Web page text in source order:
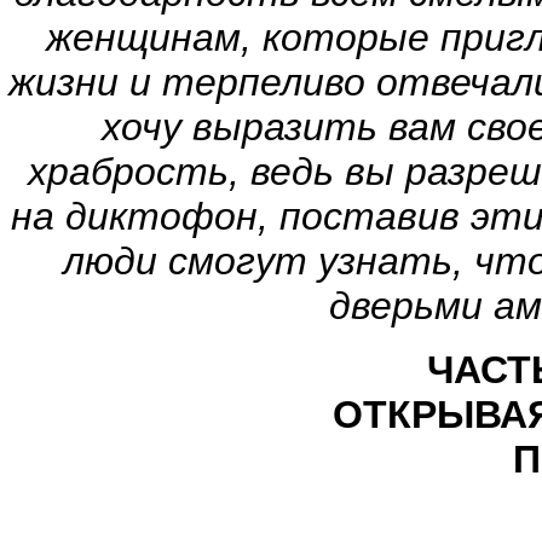
женщинам, которые
жизни и терпеливо
хочу выразить вам
храбрость, ведь вы
на диктофон, поставив
люди смогут узнать,
дверьми